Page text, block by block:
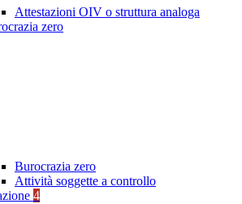
Attestazioni OIV o struttura analoga
zero
Burocrazia zero
Attività soggette a controllo
4